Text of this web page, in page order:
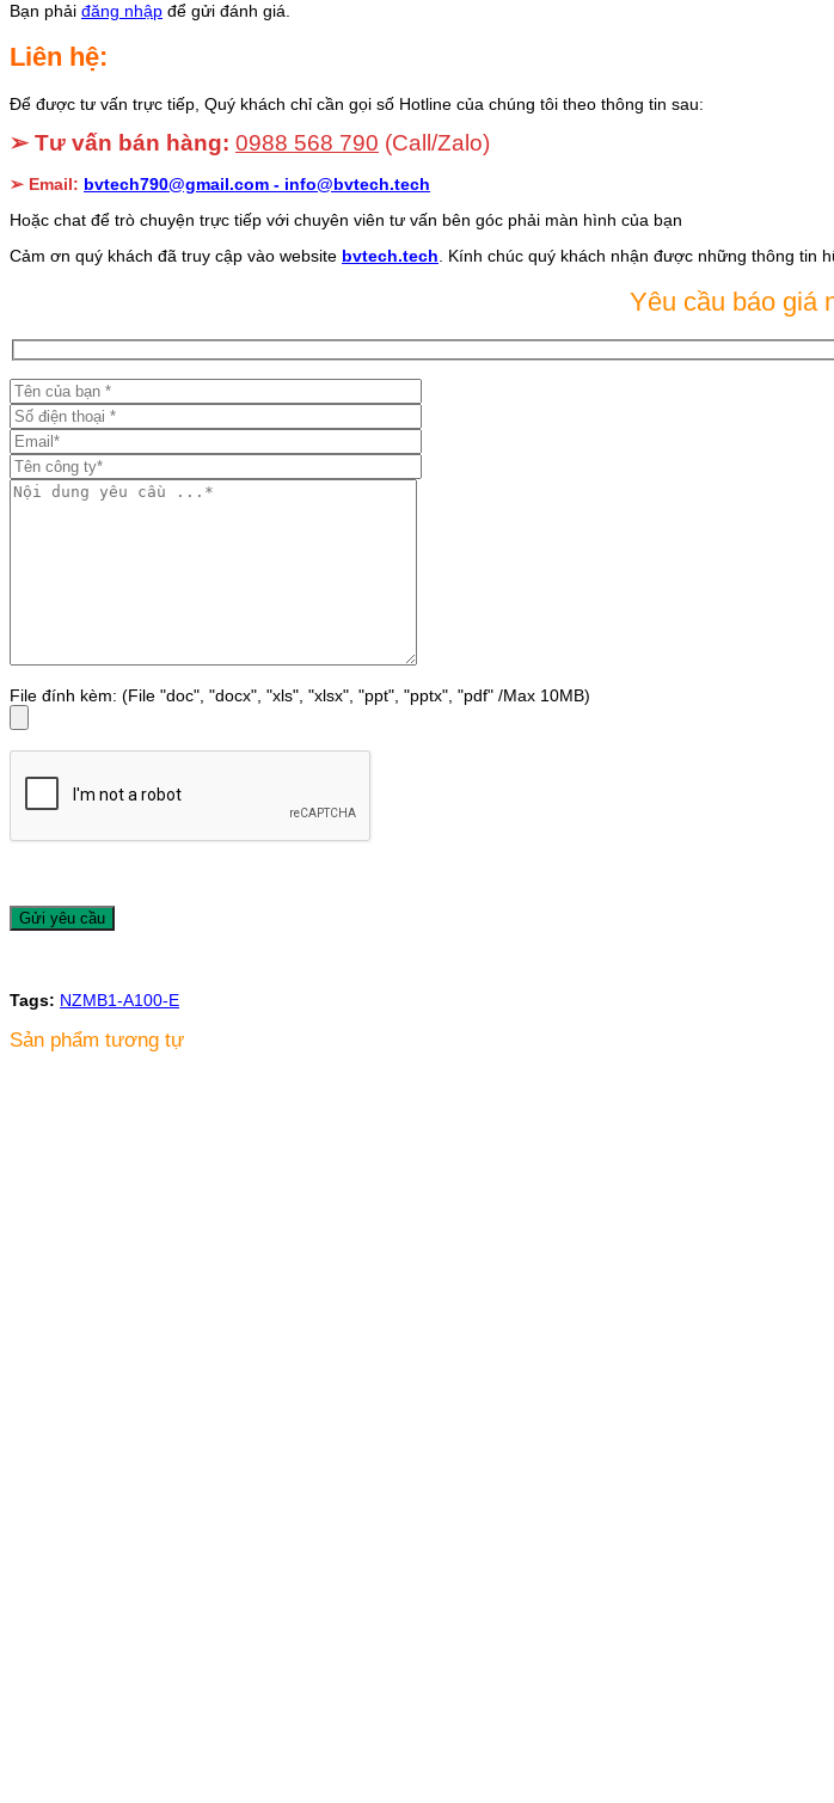
Bạn phải đăng nhập để gửi đánh giá.
Liên hệ:
Để được tư vấn trực tiếp, Quý khách chỉ cần gọi số Hotline của chúng tôi theo thông tin sau:
➢ Tư vấn bán hàng: 0988 568 790 (Call/Zalo)
➢ Email: bvtech790@gmail.com - info@bvtech.tech
Hoặc chat để trò chuyện trực tiếp với chuyên viên tư vấn bên góc phải màn hình của bạn
Cảm ơn quý khách đã truy cập vào website bvtech.tech. Kính chúc quý khách nhận được những thông tin
Yêu cầu báo giá
File đính kèm: (File "doc", "docx", "xls", "xlsx", "ppt", "pptx", "pdf" /Max 10MB)
Tags: NZMB1-A100-E
Sản phẩm tương tự